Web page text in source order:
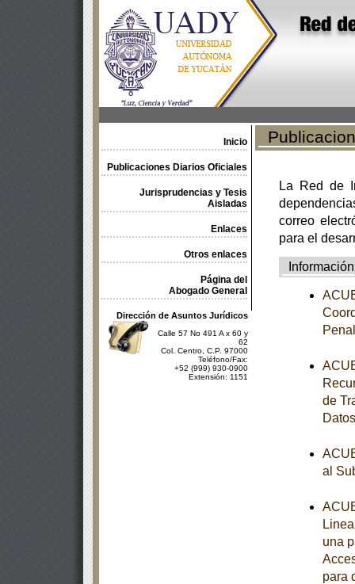
Inicio
Publicaciones Diarios Oficiales
Jurisprudencias y Tesis
Aisladas
Enlaces
Otros enlaces
Página del
Abogado General
Dirección de Asuntos Jurídicos
Calle 57 No 491 A x 60 y
62
Col. Centro, C.P. 97000
Teléfono/Fax:
+52 (999) 930-0900
Extensión: 1151
La Red de
correo
para el
Información
de
al
una
para